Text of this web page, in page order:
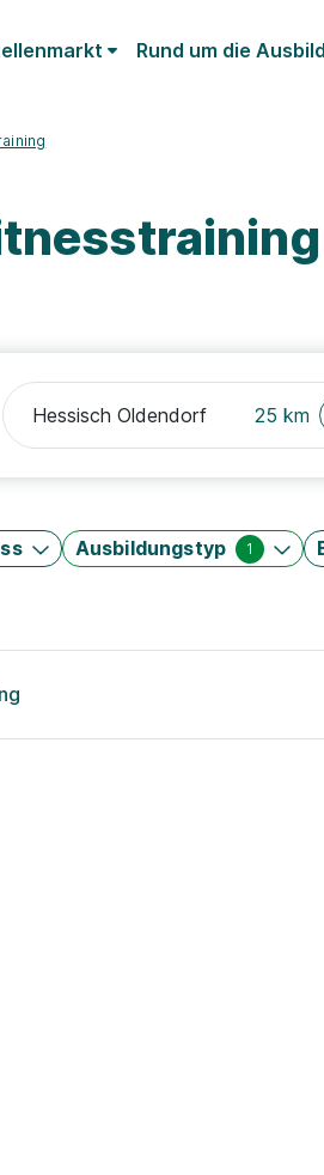
Rund um die
25 km
Ausbildungstyp 1